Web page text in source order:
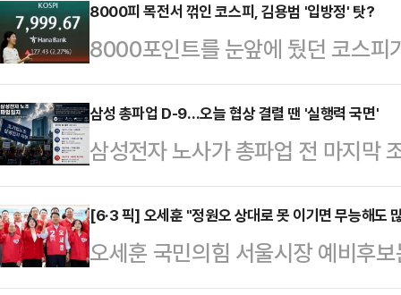
로 자리해온 포스코홀딩스에서도
준까지 좁혀지면서 글로벌 자금의
본지가 금융감독원 전자공시시스
(BlackRock Fund Advisors)와 국
분석한 결과, 포스코홀딩스에서
차가 2.06%포…
8000피 목전서 꺾인 코스피, 김용범 '입방정' 탓?
8000포인트를 눈앞에 뒀던 코스피
운데 관련 배경에 청와대가 있다는
김용범 청와대 정책실장의 '인공지
향을 미쳤다고 짚었다.AI 사이클에
대급 이익을 기록 중인 상황에서 관
한다는 취지의 청와대 입장에 시장
반 7999.67까지 올랐던 코스피는
삼성 총파업 D-9…오늘 협상 결렬 땐 '실행력 국면'
삼성전자 노사가 총파업 전 마지막
운 마라톤 협상에도 핵심 쟁점에서
실제 파업 참여율과 법원 판단, 노
변수로 떠오르고 있다는 분석이 나
[6·3 픽] 오세훈 "정원오 상대로 못 이기면 무능해도
오세훈 국민의힘 서울시장 예비후
심사인 주택 현안에 대해 해법을 제